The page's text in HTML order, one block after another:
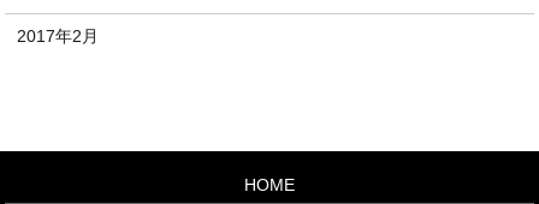
2017年2月
HOME